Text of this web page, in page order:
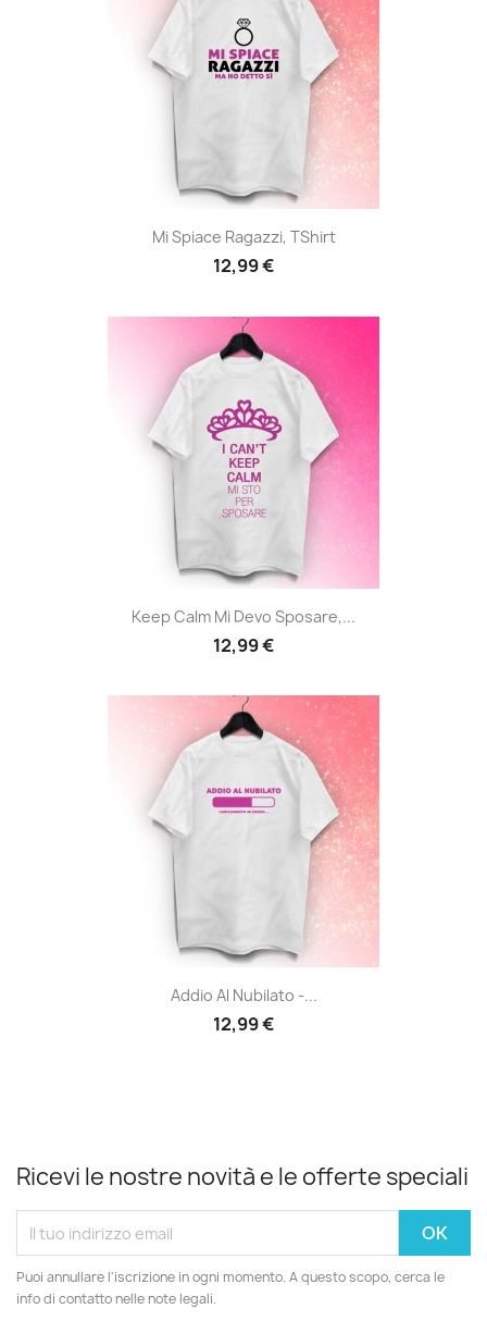
Mi Spiace Ragazzi, TShirt
12,99 €
Keep Calm Mi Devo Sposare,...
12,99 €
Addio Al Nubilato -...
12,99 €
Ricevi le nostre novità e le offerte speciali
Puoi annullare l'iscrizione in ogni momento. A questo scopo, cerca le
info di contatto nelle note legali.